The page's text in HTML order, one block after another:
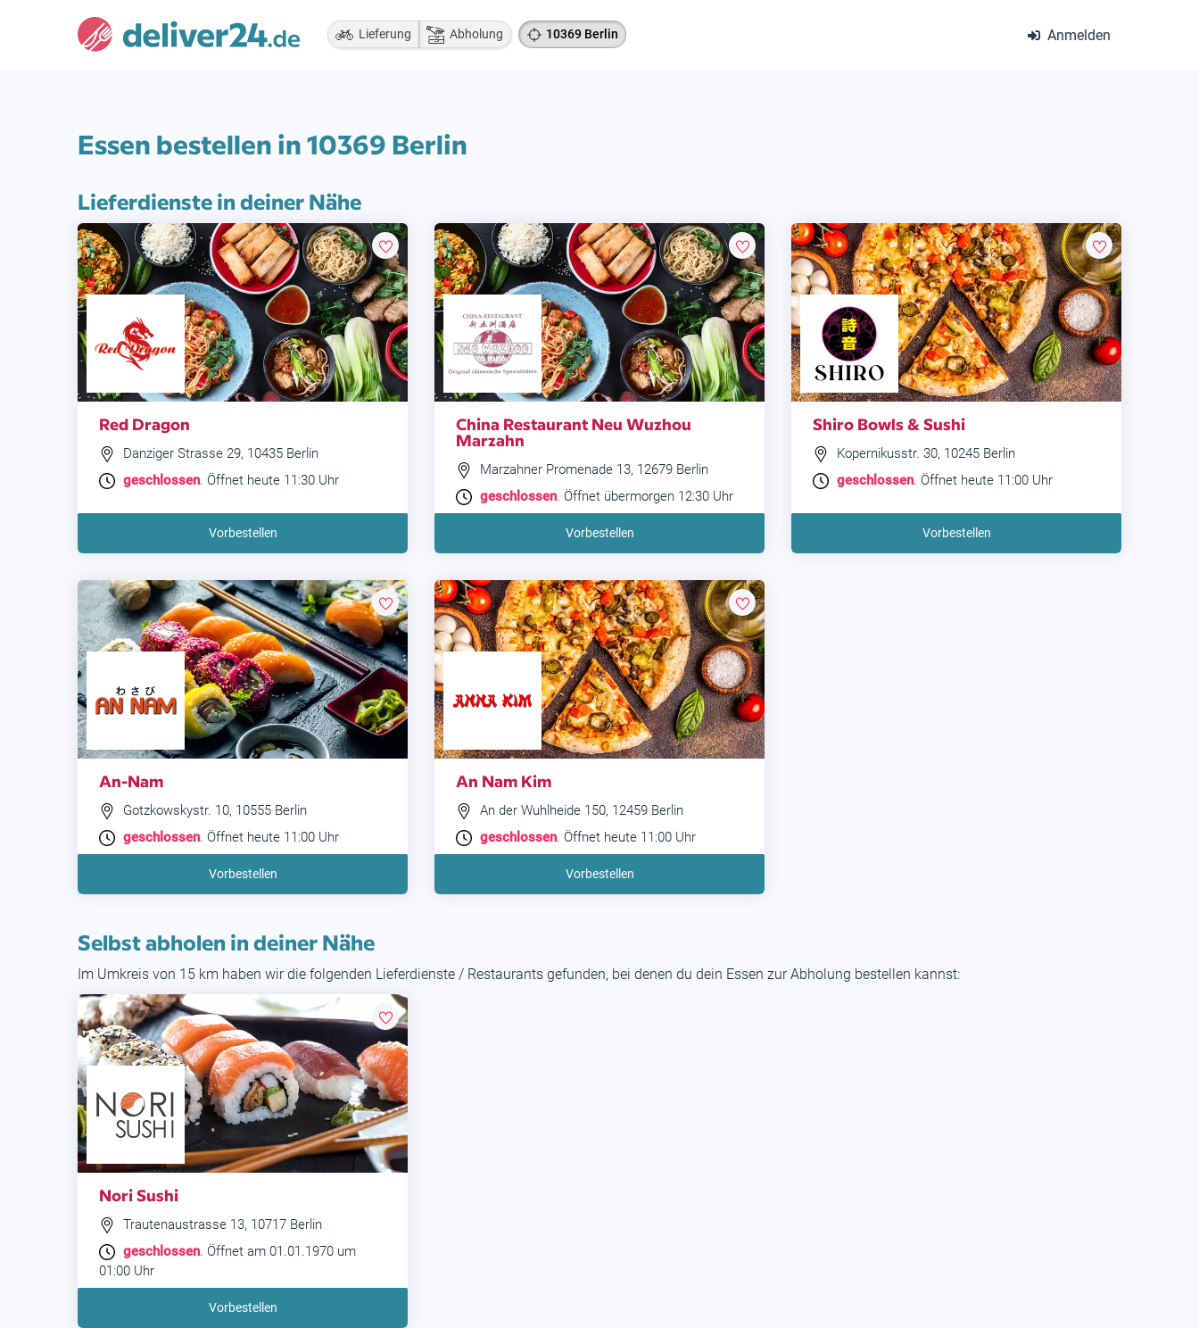
Anmelden
Lieferung Abholung 10369 Berlin
Essen bestellen in 10369 Berlin
Lieferdienste in deiner Nähe
Red Dragon
Danziger Strasse 29, 10435 Berlin
geschlossen. Öffnet heute 11:30 Uhr
Vorbestellen
China Restaurant Neu Wuzhou
Marzahn
Marzahner Promenade 13, 12679 Berlin
geschlossen. Öffnet übermorgen 12:30 Uhr
Vorbestellen
Shiro Bowls & Sushi
Kopernikusstr. 30, 10245 Berlin
geschlossen. Öffnet heute 11:00 Uhr
Vorbestellen
An-Nam
Gotzkowskystr. 10, 10555 Berlin
geschlossen. Öffnet heute 11:00 Uhr
Vorbestellen
An Nam Kim
An der Wuhlheide 150, 12459 Berlin
geschlossen. Öffnet heute 11:00 Uhr
Vorbestellen
Selbst abholen in deiner Nähe
Im Umkreis von 15 km haben wir die folgenden Lieferdienste / Restaurants gefunden, bei denen du dein Essen zur Abholung bestellen kannst:
Nori Sushi
Trautenaustrasse 13, 10717 Berlin
geschlossen. Öffnet am 01.01.1970 um
01:00 Uhr
Vorbestellen